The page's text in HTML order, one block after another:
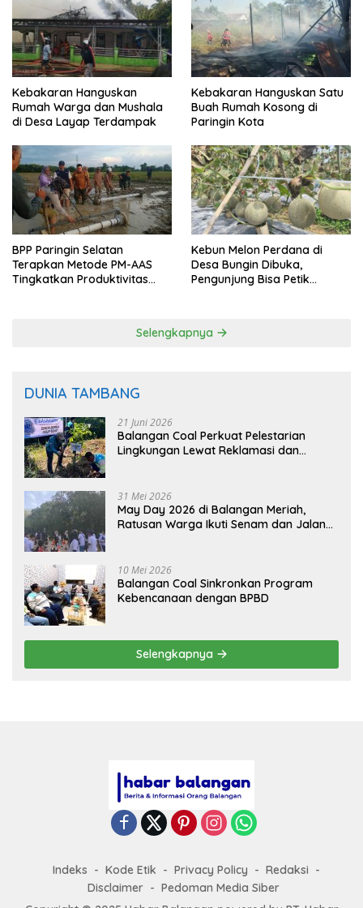
Kebakaran Hanguskan
Rumah Warga dan Mushala
di Desa Layap Terdampak
Kebakaran Hanguskan Satu
Buah Rumah Kosong di
Paringin Kota
BPP Paringin Selatan
Terapkan Metode PM-AAS
Tingkatkan Produktivitas
Kebun Melon Perdana di
Desa Bungin Dibuka,
Pengunjung Bisa Petik
Selengkapnya
DUNIA TAMBANG
21 Juni 2026
Balangan Coal Perkuat Pelestarian
Lingkungan Lewat Reklamasi dan
31 Mei 2026
May Day 2026 di Balangan Meriah,
Ratusan Warga Ikuti Senam dan Jalan
10 Mei 2026
Balangan Coal Sinkronkan Program
Kebencanaan dengan BPBD
Selengkapnya
Indeks Kode Etik Privacy Policy
Redaksi
Disclaimer
Pedoman Media Siber